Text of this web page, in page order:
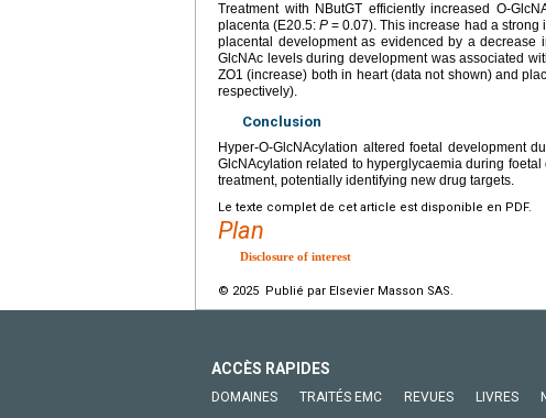
Treatment with NButGT efficiently increased O-
placenta (E20.5:P = 0.07). This increase had a strong
placental development as evidenced by a
GlcNAc levels during development was associated
ZO1 (increase) both in heart (data not shown) and
respectively).
Conclusion
Hyper-O-GlcNAcylation altered foetal development
GlcNAcylation related to hyperglycaemia during
treatment, potentially identifying new drug targets.
Le texte complet de cet article est disponible en PDF.
Plan
Disclosure of interest
© 2025 Publié par Elsevier Masson SAS.
ACCÈS RAPIDES
DOMAINES TRAITÉS EMC REVUES LIVRES